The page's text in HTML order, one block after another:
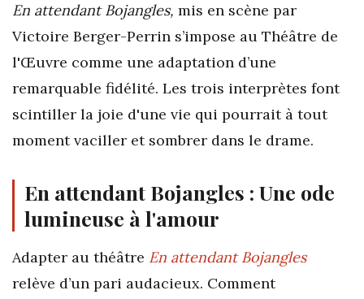
En attendant Bojangles, mis en scène par
Victoire Berger-Perrin s’impose au Théâtre de
l'Œuvre comme une adaptation d’une
remarquable fidélité. Les trois interprètes font
scintiller la joie d'une vie qui pourrait à tout
moment vaciller et sombrer dans le drame.
En attendant Bojangles : Une ode
lumineuse à l'amour
Adapter au théâtre En attendant Bojangles
relève d’un pari audacieux. Comment